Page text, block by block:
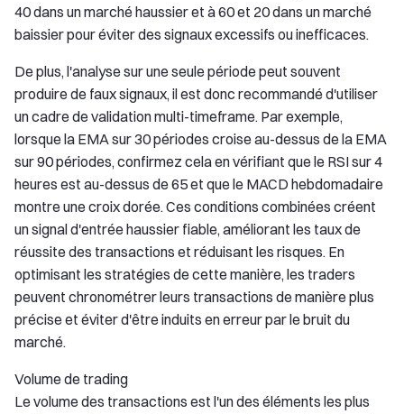
40 dans un marché haussier et à 60 et 20 dans un marché
baissier pour éviter des signaux excessifs ou inefficaces.
De plus, l'analyse sur une seule période peut souvent
produire de faux signaux, il est donc recommandé d'utiliser
un cadre de validation multi-timeframe. Par exemple,
lorsque la EMA sur 30 périodes croise au-dessus de la EMA
sur 90 périodes, confirmez cela en vérifiant que le RSI sur 4
heures est au-dessus de 65 et que le MACD hebdomadaire
montre une croix dorée. Ces conditions combinées créent
un signal d'entrée haussier fiable, améliorant les taux de
réussite des transactions et réduisant les risques. En
optimisant les stratégies de cette manière, les traders
peuvent chronométrer leurs transactions de manière plus
précise et éviter d'être induits en erreur par le bruit du
marché.
Volume de trading
Le volume des transactions est l'un des éléments les plus